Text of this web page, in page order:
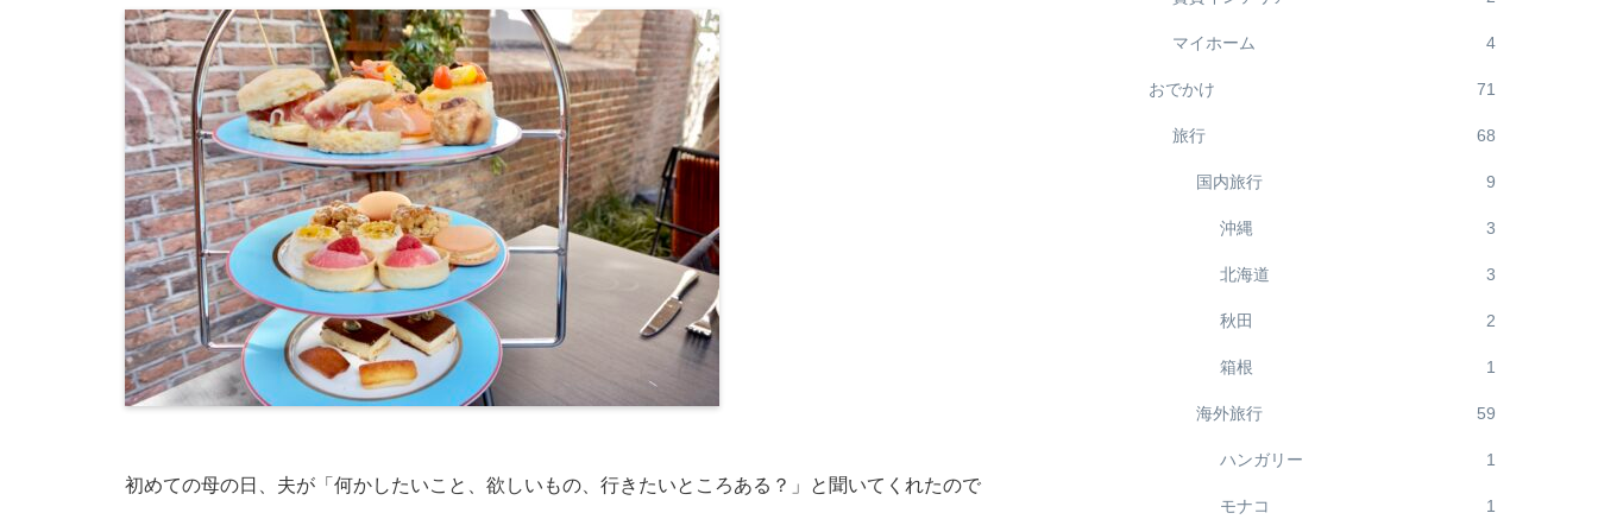
初めての母の日、夫が「何かしたいこと、欲しいもの、行きたいところある？」と聞いてくれたので
マイホーム 4
おでかけ 71
旅行 68
国内旅行 9
沖縄 3
北海道 3
秋田 2
箱根 1
海外旅行 59
ハンガリー 1
モナコ 1